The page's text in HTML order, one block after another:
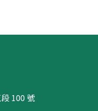
100 號